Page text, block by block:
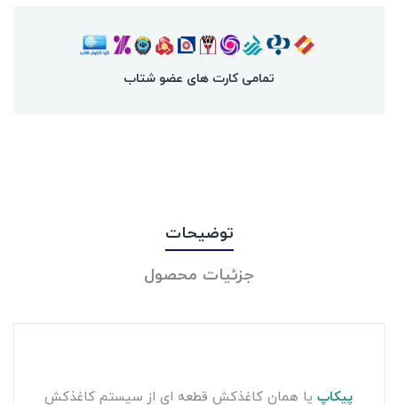
تمامی کارت های عضو شتاب
توضیحات
جزئیات محصول
پیکاپ یا همان کاغذکش قطعه ای از سیستم کاغذکش